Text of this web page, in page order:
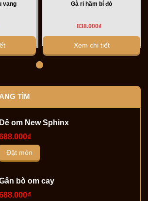
vang Gà ri hầm bí đỏ
838.000₫
Xem chi tiết
TÌM
Dê om New Sphinx
Đặt món
bò om cay